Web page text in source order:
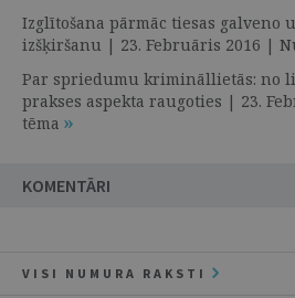
Izglītošana pārmāc tiesas galveno
izšķiršanu | 23. Februāris 2016 |
Par spriedumu krimināllietās: no
prakses aspekta raugoties | 23.
tēma
KOMENTĀRI
VISI NUMURA RAKSTI